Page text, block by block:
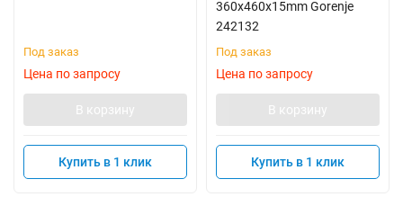
Под заказ
Цена по запросу
В корзину
Купить в 1 клик
360x460x15mm Gorenje
242132
Под заказ
Цена по запросу
В корзину
Купить в 1 клик